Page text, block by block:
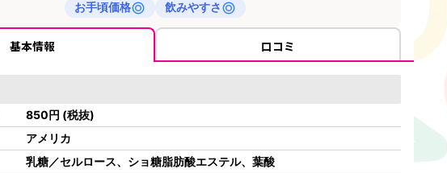
お手頃価格 飲みやすさ
基本情報 口コミ
850円 (税抜)
アメリカ
乳糖／セルロース、ショ糖脂肪酸エステル、葉酸